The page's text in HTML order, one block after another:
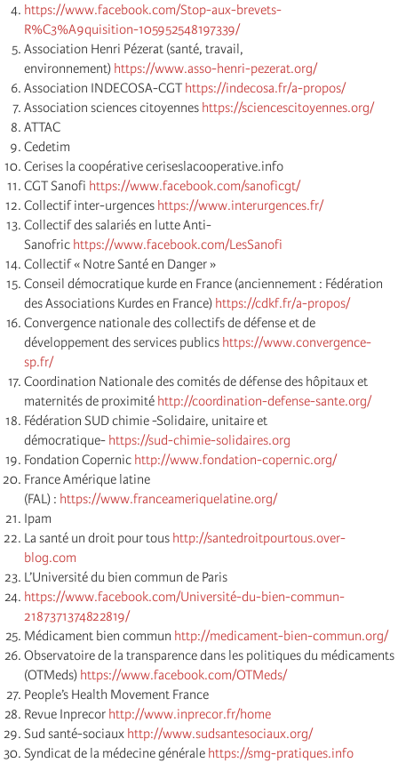
https://www.facebook.com/Stop-aux-brevets-
R%C3%A9quisition-105952548197339/
Association Henri Pézerat (santé, travail,
environnement) https://www.asso-henri-pezerat.org/
Association INDECOSA-CGT https://indecosa.fr/a-propos/
Association sciences citoyennes https://sciencescitoyennes.org/
ATTAC
Cedetim
Cerises la coopérative ceriseslacooperative.info
CGT Sanofi https://www.facebook.com/sanoficgt/
Collectif inter-urgences https://www.interurgences.fr/
Collectif des salariés en lutte Anti-
Sanofric https://www.facebook.com/LesSanofi
Collectif « Notre Santé en Danger »
Conseil démocratique kurde en France (anciennement : Fédération
des Associations Kurdes en France) https://cdkf.fr/a-propos/
Convergence nationale des collectifs de défense et de
développement des services publics https://www.convergence-
sp.fr/
Coordination Nationale des comités de défense des hôpitaux et
maternités de proximité http://coordination-defense-sante.org/
Fédération SUD chimie -Solidaire, unitaire et
démocratique- https://sud-chimie-solidaires.org
Fondation Copernic http://www.fondation-copernic.org/
France Amérique latine
(FAL) : https://www.franceameriquelatine.org/
Ipam
La santé un droit pour tous http://santedroitpourtous.over-
blog.com
L’Université du bien commun de Paris
https://www.facebook.com/Université-du-bien-commun-
2187371374822819/
Médicament bien commun http://medicament-bien-commun.org/
Observatoire de la transparence dans les politiques du médicaments
(OTMeds) https://www.facebook.com/OTMeds/
People’s Health Movement France
Revue Inprecor http://www.inprecor.fr/home
Sud santé-sociaux http://www.sudsantesociaux.org/
Syndicat de la médecine générale https://smg-pratiques.info